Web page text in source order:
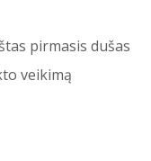
pirmasis dušas
veikimą